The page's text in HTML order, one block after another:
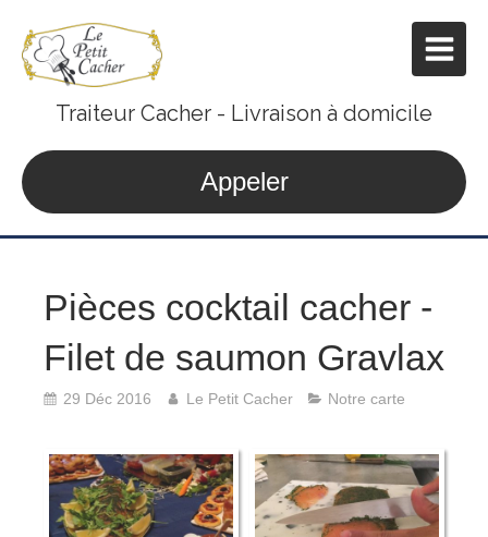
Traiteur Cacher - Livraison à domicile
Appeler
Pièces cocktail cacher -
Filet de saumon Gravlax
29 Déc 2016 Le Petit Cacher Notre carte